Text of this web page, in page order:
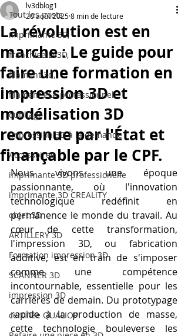
Tout les posts
imprimante 3D,
franchise LV3D,
filament 3d,
filament PLA professionnel
outillage
impression 3D à la demande
Accessoires
imprimante 3D professionelle
imprimante 3D CREALITY
objet 3D
ARTILLERY 3D
Formation impression 3D
SCANNER 3D
impression 3D
certifiée QUALIOPI
La révolution est en
marche : Le guide pour
faire une formation en
impression 3D et
modélisation 3D
reconnue par l'État et
finançable par le CPF.
lv3dblog1
20 août 20258 min de lecture
Nous vivons une époque
passionnante, où l'innovation
technologique redéfinit en
permanence le monde du travail. Au
cœur de cette transformation,
l'impression 3D, ou fabrication
additive, est en train de s'imposer
comme une compétence
incontournable, essentielle pour les
carrières de demain. Du prototypage
rapide à la production de masse,
cette technologie bouleverse les